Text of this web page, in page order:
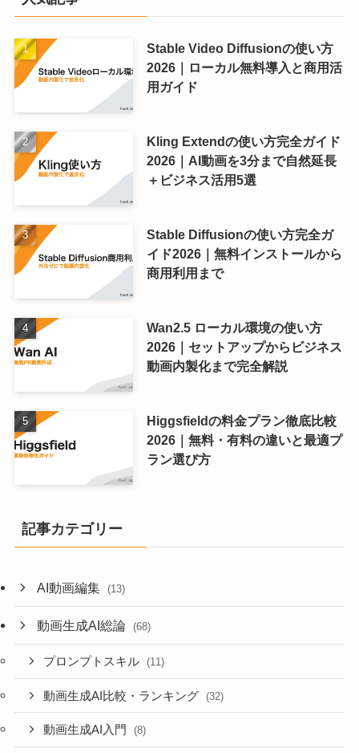
Stable Video Diffusionの使い方
2026｜ローカル無料導入と商用活
用ガイド
Kling Extendの使い方完全ガイド
2026｜AI動画を3分まで自然延長
＋ビジネス活用5選
Stable Diffusionの使い方完全ガ
イド2026｜無料インストールから
商用利用まで
Wan2.5 ローカル環境の使い方
2026｜セットアップからビジネス
動画内製化まで完全解説
Higgsfieldの料金プラン徹底比較
2026｜無料・有料の違いと最適プ
ラン選び方
記事カテゴリー
AI動画編集 (13)
動画生成AI総論 (68)
プロンプトスキル (11)
動画生成AI比較・ランキング (32)
動画生成AI入門 (8)